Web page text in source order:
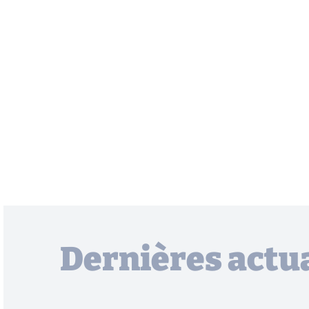
Dernières